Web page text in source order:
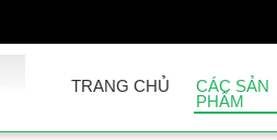
TRANG CHỦ
CÁC SẢN
PHẨM